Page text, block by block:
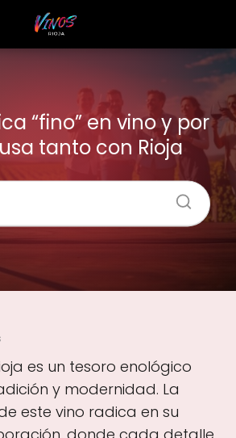
“fino” en vino y por
tanto con Rioja
es un tesoro enológico
y modernidad. La
este vino radica en su